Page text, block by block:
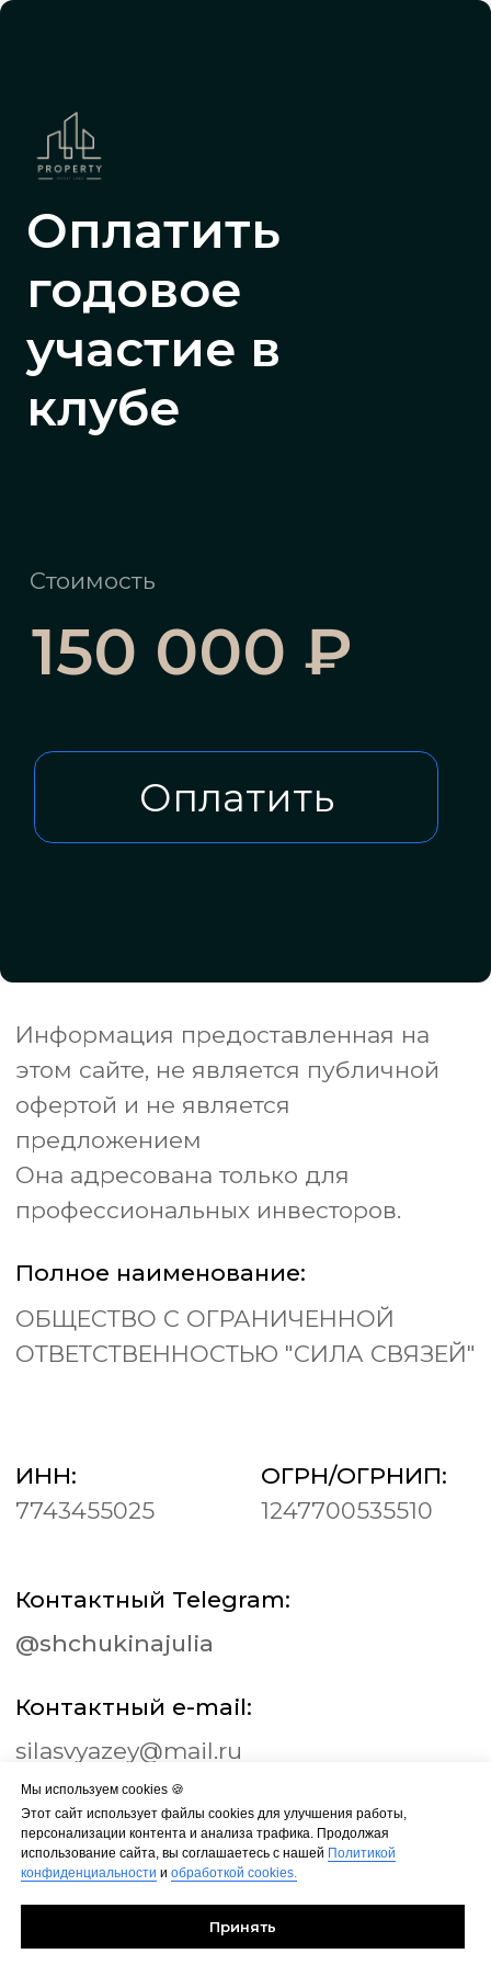
Оплатить
годовое
участие в
клубе
Стоимость
Оплатить
ОГРН/ОГРНИП:
Контактный Telegram:
Контактный e-mail:
этом сайте, не является публичной
офертой и не является
Она адресована только для
7743455025 1247700535510
@shchukinajulia
Политика в отношении
обработки персональных данных
Мы используем cookies 🍪
Этот сайт использует файлы cookies для улучшения работы,
персонализации контента и анализа трафика. Продолжая
использование сайта, вы соглашаетесь с нашей Политикой
конфиденциальности и обработкой cookies.
Принять